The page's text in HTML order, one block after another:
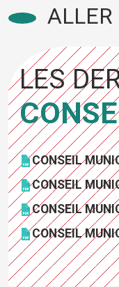
ALLER
LES
CONSEIL
CONSEIL
CONSEIL
CONSEIL